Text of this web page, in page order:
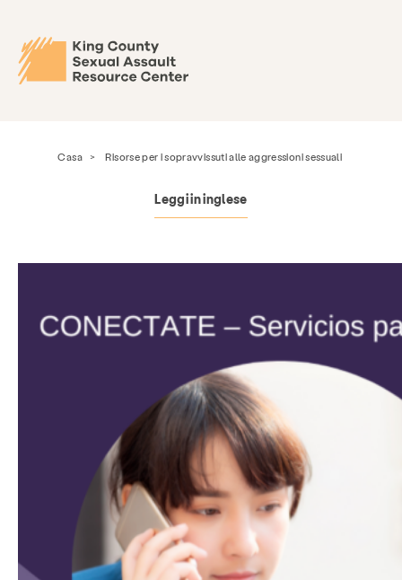
Casa > Risorse per i sopravvissuti alle aggressioni sessuali
Leggi in inglese